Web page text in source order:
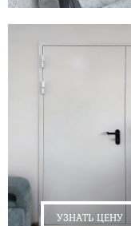
УЗНАТЬ ЦЕНУ